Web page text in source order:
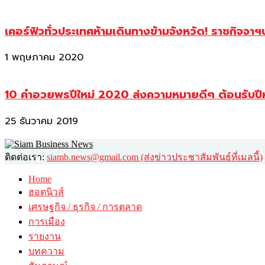
เคอร์ฟิวทั่วประเทศห้ามเดินทางข้ามจังหวัด! ราชกิจจา
1 พฤษภาคม 2020
10 คำอวยพรปีใหม่ 2020 ส่งความหมายดีๆ ต้อนรับ
25 ธันวาคม 2019
ติดต่อเรา: siamb.news@gmail.com (ส่งข่าวประชาสัมพันธ์ที่เมลนี้)
Home
ฮอตนิวส์
เศรษฐกิจ / ธุรกิจ / การตลาด
การเมือง
รายงาน
บทความ